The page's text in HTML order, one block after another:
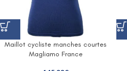
Maillot cycliste manches courtes
Magliamo France